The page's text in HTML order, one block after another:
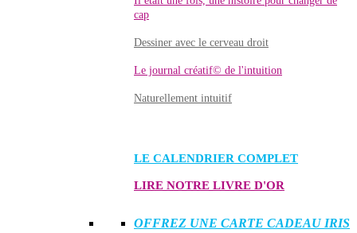
cap
Dessiner avec le cerveau droit
Le journal créatif© de l'intuition
Naturellement intuitif
LE CALENDRIER COMPLET
LIRE NOTRE LIVRE D'OR
OFFREZ UNE CARTE CADEAU IRIS